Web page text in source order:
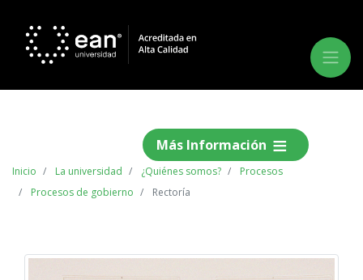
Más Información
Inicio La universidad ¿Quiénes somos?
Procesos
Procesos de gobierno
Rectoría